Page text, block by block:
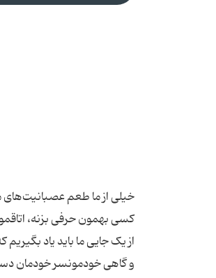
خیلی از ما طعم عصبانیت‌های
کسی بهمون حرفی بزنه،
از یک جایی ما باید یاد
و گاهی خودمونسر خودمان